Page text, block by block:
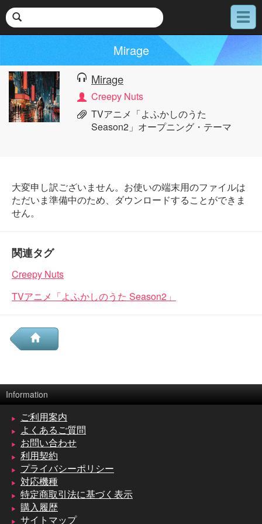
メ
ニ
Mirage
Mirage
Creepy Nuts
TVアニメ「よふかしのうた
Season2」オープニング・テーマ
大変申し訳ございません。お使いの端末用のファイルは
ただいま準備中のため、ダウンロードすることができま
せん。
関連タグ
Creepy Nuts
TVアニメ「よふかしのうた Season2」
Information
ご利用案内
よくあるご質問
お問い合わせ
利用契約
プライバシーポリシー
対応機種
特定商取引法に基づく表示
購入履歴
サイトマップ